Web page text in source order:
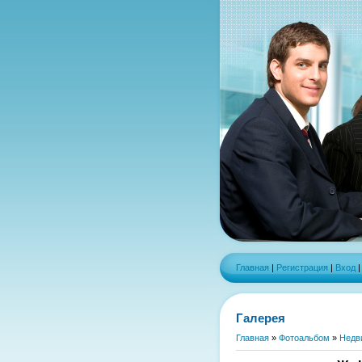
Главная | Регистрация | Вход |
Галерея
Главная » Фотоальбом »